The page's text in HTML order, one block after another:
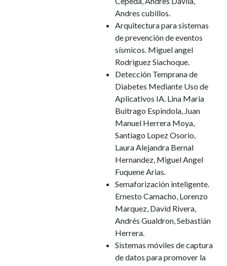
Andres cubillos.
Arquitectura para sistemas
de prevención de eventos
sísmicos. Miguel angel
Rodriguez Siachoque.
Detección Temprana de
Diabetes Mediante Uso de
Aplicativos IA. Lina Maria
Buitrago Espindola, Juan
Manuel Herrera Moya,
Santiago Lopez Osorio,
Laura Alejandra Bernal
Hernandez, Miguel Angel
Fuquene Arias.
Semaforización inteligente.
Ernesto Camacho, Lorenzo
Marquez, David Rivera,
Andrés Gualdron, Sebastián
Herrera.
Sistemas móviles de captura
de datos para promover la